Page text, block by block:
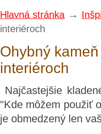
Hlavná stránka →
interiéroch
Ohybný
interiéroch
Najčastejšie
"Kde môžem použiť
je obmedzený len